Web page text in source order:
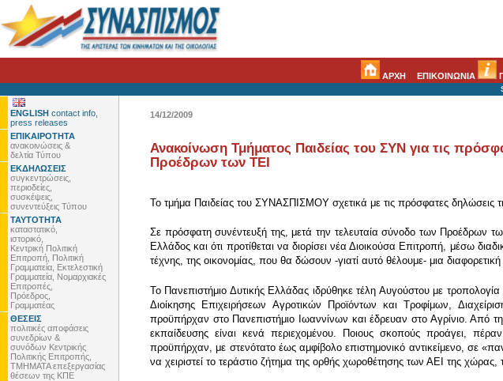
ΑΡΧΗ ΕΠΙΚΟΙΝΩΝΙΑ
ENGLISH contact info,
press releases
ΕΠΙΚΑΙΡΟΤΗΤΑ
ανακοινώσεις &
δελτία Τύπου
ΕΚΔΗΛΩΣΕΙΣ
συγκεντρώσεις,
περιοδείες,
συσκέψεις,
συνεντεύξεις Τύπου
ΤΑΥΤΟΤΗΤΑ
καταστατικό,
ιστορικό,
Κεντρική Πολιτική
Επιτροπή, Πολιτική
Γραμματεία, Εκτελεστική
Γραμματεία, Νομαρχιακές
Επιτροπές,
Πρόεδρος,
Γραμματέας
ΘΕΣΕΙΣ
πολιτικές αποφάσεις
συνεδρίων &
συνόδων Κεντρικής
Πολιτικής Επιτροπής,
ΤΜΗΜΑΤΑ επεξεργασίας
θέσεων της ΚΠΕ
14/12/2009
Ανακοίνωση Τμήματος Παιδείας του ΣΥΝ για τις
Προέδρων των ΤΕΙ
Το τμήμα Παιδείας του ΣΥΝΑΣΠΙΣΜΟΥ σχετικά με τις πρόσφατες δηλώσεις
Σε πρόσφατη συνέντευξή της, μετά την τελευταία σύνοδο των Προέδρων
Ελλάδος και ότι προτίθεται να διορίσει νέα Διοικούσα Επιτροπή, μέσω
τέχνης, της οικονομίας, που θα δώσουν -γιατί αυτό θέλουμε- μια
Το Πανεπιστήμιο Δυτικής Ελλάδας ιδρύθηκε τέλη Αυγούστου με
Διοίκησης Επιχειρήσεων Αγροτικών Προϊόντων και Τροφίμων,
προϋπήρχαν στο Πανεπιστήμιο Ιωαννίνων και έδρευαν στο Αγρίνιο. Από
εκπαίδευσης είναι κενά περιεχομένου. Ποιους σκοπούς προάγει,
προϋπήρχαν, με στενότατο έως αμφίβολο επιστημονικό αντικείμενο, σε
να χειριστεί το τεράστιο ζήτημα της ορθής χωροθέτησης των ΑΕΙ της χώρας,